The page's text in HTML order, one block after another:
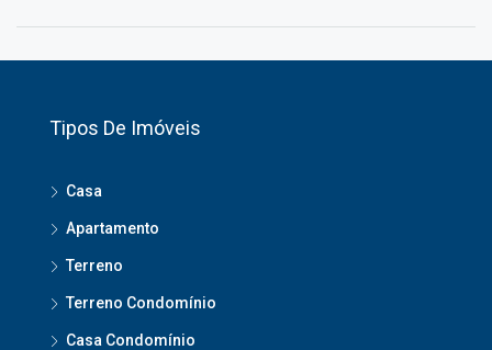
Tipos De Imóveis
Casa
Apartamento
Terreno
Terreno Condomínio
Casa Condomínio